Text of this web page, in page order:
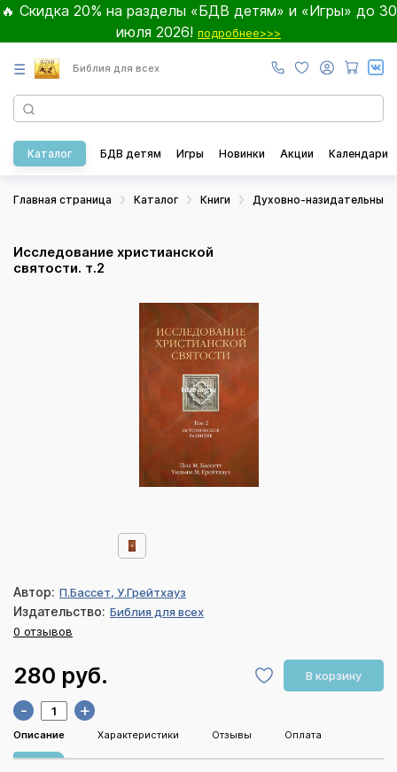
🔥 Скидка 20% на разделы «БДВ детям» и «Игры» до 30
июля 2026! подробнее>>>
☰ Библия для всех
Каталог БДВ детям Игры Новинки Акции Календари
Главная страница Каталог Книги Духовно-назидательные
Исследование христианской
святости. т.2
Автор: П.Бассет, У.Грейтхауз
Издательство: Библия для всех
0 отзывов
280 руб. В корзину
- +
Описание Характеристики Отзывы Оплата